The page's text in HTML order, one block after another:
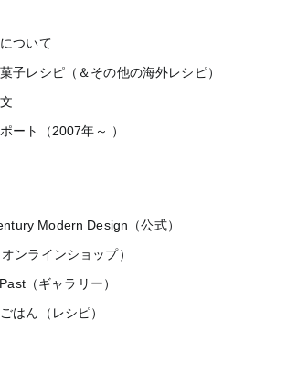
ついて
子レシピ（＆その他の海外レシピ）
ート（2007年～ ）
Modern Design（公式）
ンラインショップ）
（ギャラリー）
はん（レシピ）